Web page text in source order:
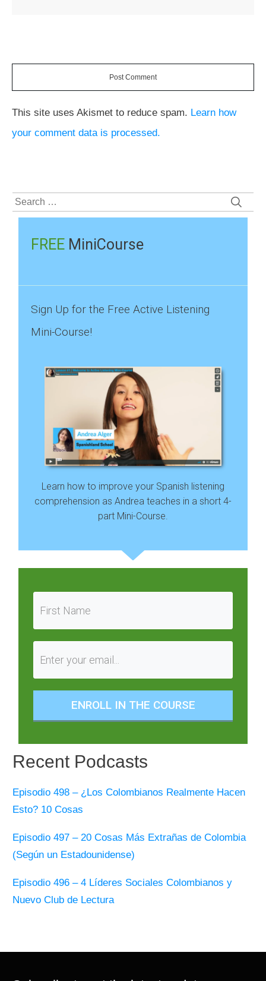
Post Comment
This site uses Akismet to reduce spam. Learn how
your comment data is processed.
Search
for:
FREE MiniCourse
Sign Up for the Free Active Listening
Mini-Course!
Learn how to improve your Spanish listening
comprehension as Andrea teaches in a short 4-
part Mini-Course.
ENROLL IN THE COURSE
Recent Podcasts
Episodio 498 – ¿Los Colombianos Realmente Hacen
Esto? 10 Cosas
Episodio 497 – 20 Cosas Más Extrañas de Colombia
(Según un Estadounidense)
Episodio 496 – 4 Líderes Sociales Colombianos y
Nuevo Club de Lectura